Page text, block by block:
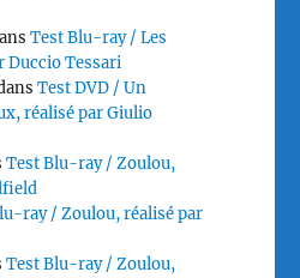
Test Blu-ray / Les
Duccio Tessari
Test DVD / Un
réalisé par Giulio
Test Blu-ray / Zoulou,
ray / Zoulou, réalisé par
Test Blu-ray / Zoulou,